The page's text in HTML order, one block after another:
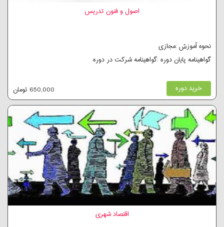
اصول و فنون تدریس
نحوه آموزش :مجازی
گواهینامه پایان دوره :گواهینامه شرکت در دوره
خرید دوره 650,000 تومان
اقتصاد شهری